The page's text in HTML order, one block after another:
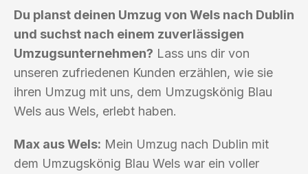
Du planst deinen Umzug von Wels nach Dublin
und suchst nach einem zuverlässigen
Umzugsunternehmen? Lass uns dir von
unseren zufriedenen Kunden erzählen, wie sie
ihren Umzug mit uns, dem Umzugskönig Blau
Wels aus Wels, erlebt haben.
Max aus Wels: Mein Umzug nach Dublin mit
dem Umzugskönig Blau Wels war ein voller